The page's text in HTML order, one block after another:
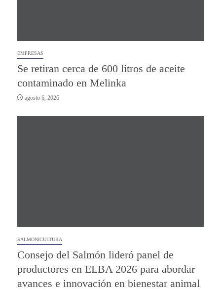
EMPRESAS
Se retiran cerca de 600 litros de aceite
contaminado en Melinka
agosto 6, 2026
SALMONICULTURA
Consejo del Salmón lideró panel de
productores en ELBA 2026 para abordar
avances e innovación en bienestar animal